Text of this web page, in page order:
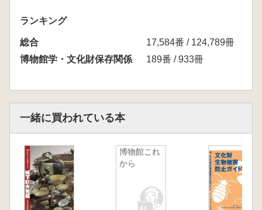
ランキング
総合
17,584番 / 124,789冊
博物館学・文化財保存関係
189番 / 933冊
一緒に買われている本
博物館これ
から